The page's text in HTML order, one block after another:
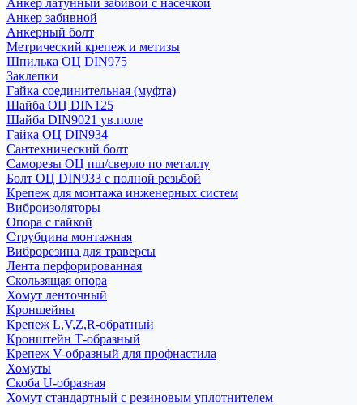
Анкер латунный забивой с насечкой
Анкер забивной
Анкерный болт
Метрический крепеж и метизы
Шпилька ОЦ DIN975
Заклепки
Гайка соединительная (муфта)
Шайба ОЦ DIN125
Шайба DIN9021 ув.поле
Гайка ОЦ DIN934
Сантехнический болт
Саморезы ОЦ пш/сверло по металлу
Болт ОЦ DIN933 с полной резьбой
Крепеж для монтажа инженерных систем
Виброизоляторы
Опора с гайкой
Струбцина монтажная
Виброрезина для траверсы
Лента перфорированная
Скользящая опора
Хомут ленточный
Кроншейны
Крепеж L,V,Z,R-обратный
Кронштейн Т-образный
Крепеж V-образный для профнастила
Хомуты
Скоба U-образная
Хомут стандартный с резиновым уплотнителем